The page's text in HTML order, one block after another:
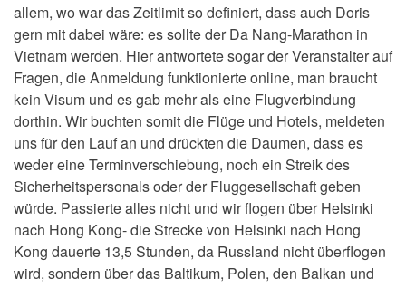
allem, wo war das Zeitlimit so definiert, dass auch Doris
gern mit dabei wäre: es sollte der Da Nang-Marathon in
Vietnam werden. Hier antwortete sogar der Veranstalter auf
Fragen, die Anmeldung funktionierte online, man braucht
kein Visum und es gab mehr als eine Flugverbindung
dorthin. Wir buchten somit die Flüge und Hotels, meldeten
uns für den Lauf an und drückten die Daumen, dass es
weder eine Terminverschiebung, noch ein Streik des
Sicherheitspersonals oder der Fluggesellschaft geben
würde. Passierte alles nicht und wir flogen über Helsinki
nach Hong Kong- die Strecke von Helsinki nach Hong
Kong dauerte 13,5 Stunden, da Russland nicht überflogen
wird, sondern über das Baltikum, Polen, den Balkan und